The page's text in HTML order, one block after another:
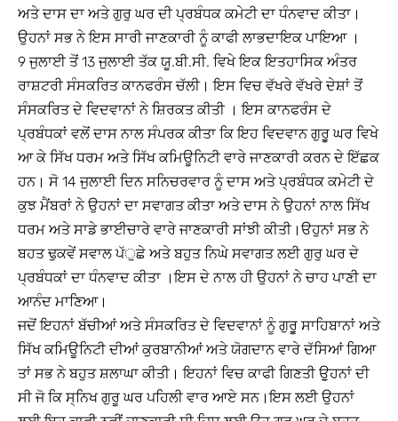
ਅਤੇ ਦਾਸ ਦਾ ਅਤੇ ਗੁਰੁ ਘਰ ਦੀ ਪ੍ਰਬੰਧਕ ਕਮੇਟੀ ਦਾ ਧੰਨਵਾਦ ਕੀਤਾ।
ਉਹਨਾਂ ਸਭ ਨੇ ਇਸ ਸਾਰੀ ਜਾਣਕਾਰੀ ਨੂੰ ਕਾਫੀ ਲਾਭਦਾਇਕ ਪਾਇਆ ।
9 ਜੁਲਾਈ ਤੋਂ 13 ਜੁਲਾਈ ਤੱਕ ਯੂ.ਬੀ.ਸੀ. ਵਿਖੇ ਇਕ ਇਤਹਾਸਿਕ ਅੰਤਰ
ਰਾਸ਼ਟਰੀ ਸੰਸਕਰਿਤ ਕਾਨਫਰੰਸ ਚੱਲੀ। ਇਸ ਵਿਚ ਵੱਖਰੇ ਵੱਖਰੇ ਦੇਸ਼ਾਂ ਤੋਂ
ਸੰਸਕਰਿਤ ਦੇ ਵਿਦਵਾਨਾਂ ਨੇ ਸ਼ਿਰਕਤ ਕੀਤੀ । ਇਸ ਕਾਨਫਰੰਸ ਦੇ
ਪ੍ਰਬੰਧਕਾਂ ਵਲੋਂ ਦਾਸ ਨਾਲ ਸੰਪਰਕ ਕੀਤਾ ਕਿ ਇਹ ਵਿਦਵਾਨ ਗੁਰੂੁ ਘਰ ਵਿਖੇ
ਆ ਕੇ ਸਿੱਖ ਧਰਮ ਅਤੇ ਸਿੱਖ ਕਮਿਊਨਿਟੀ ਵਾਰੇ ਜਾਣਕਾਰੀ ਕਰਨ ਦੇ ਇੱਛਕ
ਹਨ। ਸੋ 14 ਜੁਲਾਈ ਦਿਨ ਸਨਿਚਰਵਾਰ ਨੂੰ ਦਾਸ ਅਤੇ ਪ੍ਰਬੰਧਕ ਕਮੇਟੀ ਦੇ
ਕੁਝ ਮੈਂਬਰਾਂ ਨੇ ਉਹਨਾਂ ਦਾ ਸਵਾਗਤ ਕੀਤਾ ਅਤੇ ਦਾਸ ਨੇ ਉਹਨਾਂ ਨਾਲ ਸਿੱਖ
ਧਰਮ ਅਤੇ ਸਾਡੇ ਭਾਈਚਾਰੇ ਵਾਰੇ ਜਾਣਕਾਰੀ ਸਾਂਝੀ ਕੀਤੀ।ੳਹੁਨਾਂ ਸਭ ਨੇ
ਬਹਤ ਢੁਕਵੇਂ ਸਵਾਲ ਪੱੁਛੇ ਅਤੇ ਬਹੁਤ ਨਿਘੇ ਸਵਾਗਤ ਲਈ ਗੁਰੁ ਘਰ ਦੇ
ਪ੍ਰਬੰਧਕਾਂ ਦਾ ਧੰਨਵਾਦ ਕੀਤਾ ।ਇਸ ਦੇ ਨਾਲ ਹੀ ਉਹਨਾਂ ਨੇ ਚਾਹ ਪਾਣੀ ਦਾ
ਆਨੰਦ ਮਾਣਿਆ।
ਜਦੋਂ ਇਹਨਾਂ ਬੱਚੀਆਂ ਅਤੇ ਸੰਸਕਰਿਤ ਦੇ ਵਿਦਵਾਨਾਂ ਨੂੰ ਗੁਰੂੁ ਸਾਹਿਬਾਨਾਂ ਅਤੇ
ਸਿੱਖ ਕਮਿਊਨਿਟੀ ਦੀਆਂ ਕੁਰਬਾਨੀਆਂ ਅਤੇ ਯੋਗਦਾਨ ਵਾਰੇ ਦੱਸਿਆਂ ਗਿਆ
ਤਾਂ ਸਭ ਨੇ ਬਹੁਤ ਸ਼ਲਾਘਾ ਕੀਤੀ। ਇਹਨਾਂ ਵਿਚ ਕਾਫੀ ਗਿਣਤੀ ਉੁਹਨਾਂ ਦੀ
ਸੀ ਜੋ ਕਿ ਸ੍ਨਿਖ ਗੁਰੂ ਘਰ ਪਹਿਲੀ ਵਾਰ ਆਏ ਸਨ।ਇਸ ਲਈ ਉਹਨਾਂ